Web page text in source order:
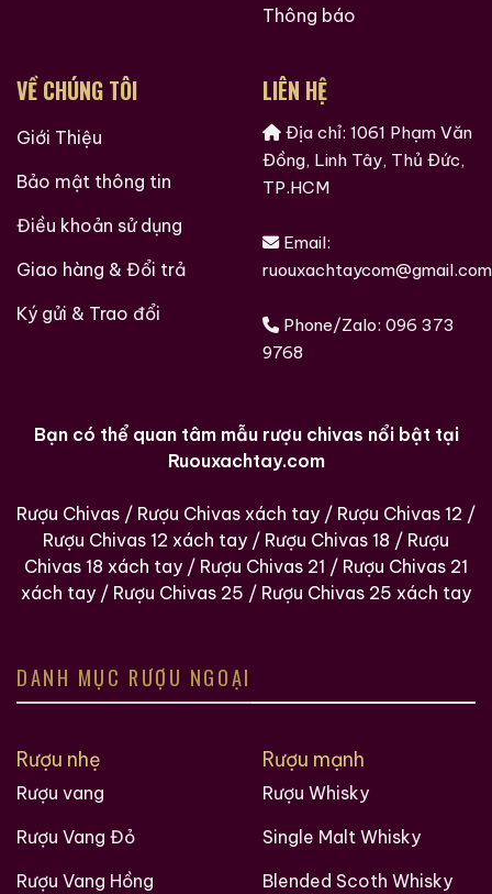
Thông báo
VỀ CHÚNG TÔI
Giới Thiệu
Bảo mật thông tin
Điều khoản sử dụng
Giao hàng & Đổi trả
Ký gửi & Trao đổi
LIÊN HỆ
Địa chỉ: 1061 Phạm Văn
Đồng, Linh Tây, Thủ Đức,
TP.HCM
Email:
ruouxachtaycom@gmail.com
Phone/Zalo: 096 373
9768
Bạn có thể quan tâm mẫu rượu chivas nổi bật tại
Ruouxachtay.com
Rượu Chivas / Rượu Chivas xách tay / Rượu Chivas 12 /
Rượu Chivas 12 xách tay / Rượu Chivas 18 / Rượu
Chivas 18 xách tay / Rượu Chivas 21 / Rượu Chivas 21
xách tay / Rượu Chivas 25 / Rượu Chivas 25 xách tay
DANH MỤC RƯỢU NGOẠI
Rượu nhẹ
Rượu vang
Rượu Vang Đỏ
Rượu Vang Hồng
Rượu mạnh
Rượu Whisky
Single Malt Whisky
Blended Scoth Whisky